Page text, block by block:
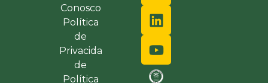
Conosco
Política
de
Privacida
de
Política